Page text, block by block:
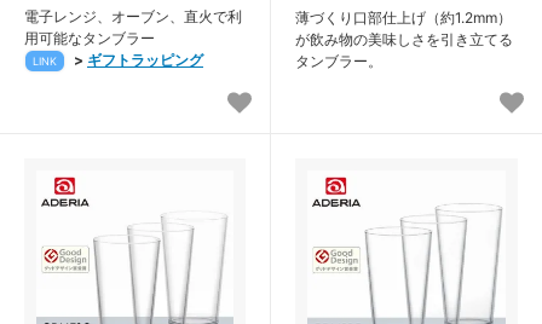
電子レンジ、オーブン、直火で利
用可能なタンブラー
LINK > ギフトラッピング
薄づくり口部仕上げ（約1.2mm）
が飲み物の美味しさを引き立てる
タンブラー。